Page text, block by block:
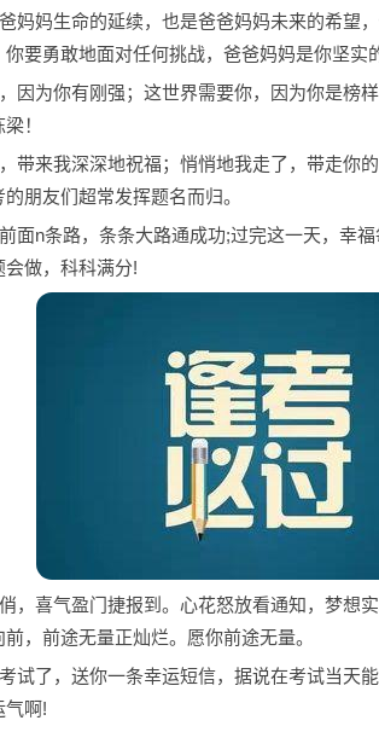
妈妈生命的延续，也是爸爸妈妈未来的希望
要勇敢地面对任何挑战，爸爸妈妈是你坚实
因为你有刚强；这世界需要你，因为你是榜
！
带来我深深地祝福；悄悄地我走了，带走你
朋友们超常发挥题名而归。
面n条路，条条大路通成功;过完这一天，幸
做，科科满分!
，喜气盈门捷报到。心花怒放看通知，梦想
，前途无量正灿烂。愿你前途无量。
试了，送你一条幸运短信，据说在考试当天
气啊!